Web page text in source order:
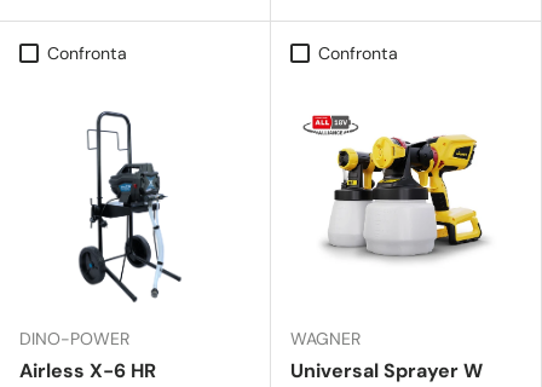
Confronta
DINO-POWER
Airless X-6 HR
Confronta
WAGNER
Universal Sprayer W